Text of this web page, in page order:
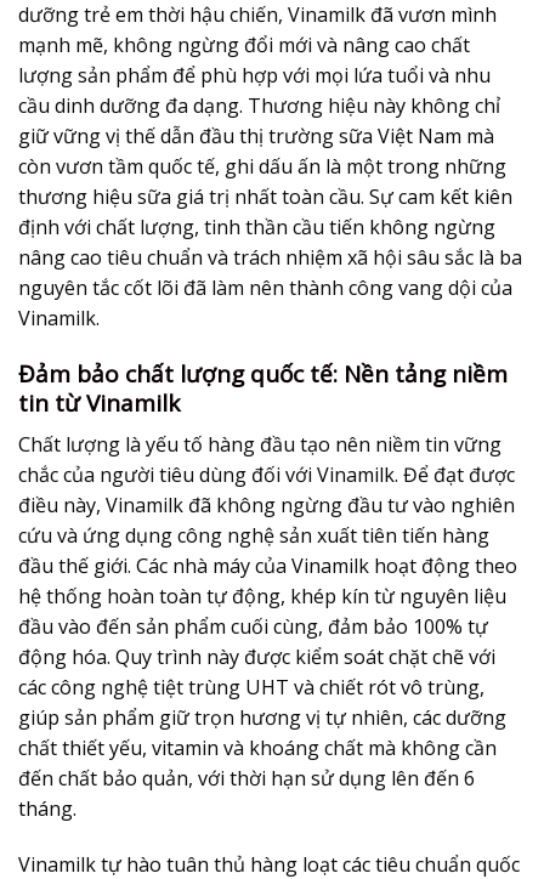
dưỡng trẻ em thời hậu chiến, Vinamilk đã vươn mình
mạnh mẽ, không ngừng đổi mới và nâng cao chất
lượng sản phẩm để phù hợp với mọi lứa tuổi và nhu
cầu dinh dưỡng đa dạng. Thương hiệu này không chỉ
giữ vững vị thế dẫn đầu thị trường sữa Việt Nam mà
còn vươn tầm quốc tế, ghi dấu ấn là một trong những
thương hiệu sữa giá trị nhất toàn cầu. Sự cam kết kiên
định với chất lượng, tinh thần cầu tiến không ngừng
nâng cao tiêu chuẩn và trách nhiệm xã hội sâu sắc là ba
nguyên tắc cốt lõi đã làm nên thành công vang dội của
Vinamilk.
Đảm bảo chất lượng quốc tế: Nền tảng niềm
tin từ Vinamilk
Chất lượng là yếu tố hàng đầu tạo nên niềm tin vững
chắc của người tiêu dùng đối với Vinamilk. Để đạt được
điều này, Vinamilk đã không ngừng đầu tư vào nghiên
cứu và ứng dụng công nghệ sản xuất tiên tiến hàng
đầu thế giới. Các nhà máy của Vinamilk hoạt động theo
hệ thống hoàn toàn tự động, khép kín từ nguyên liệu
đầu vào đến sản phẩm cuối cùng, đảm bảo 100% tự
động hóa. Quy trình này được kiểm soát chặt chẽ với
các công nghệ tiệt trùng UHT và chiết rót vô trùng,
giúp sản phẩm giữ trọn hương vị tự nhiên, các dưỡng
chất thiết yếu, vitamin và khoáng chất mà không cần
đến chất bảo quản, với thời hạn sử dụng lên đến 6
tháng.
Vinamilk tự hào tuân thủ hàng loạt các tiêu chuẩn quốc